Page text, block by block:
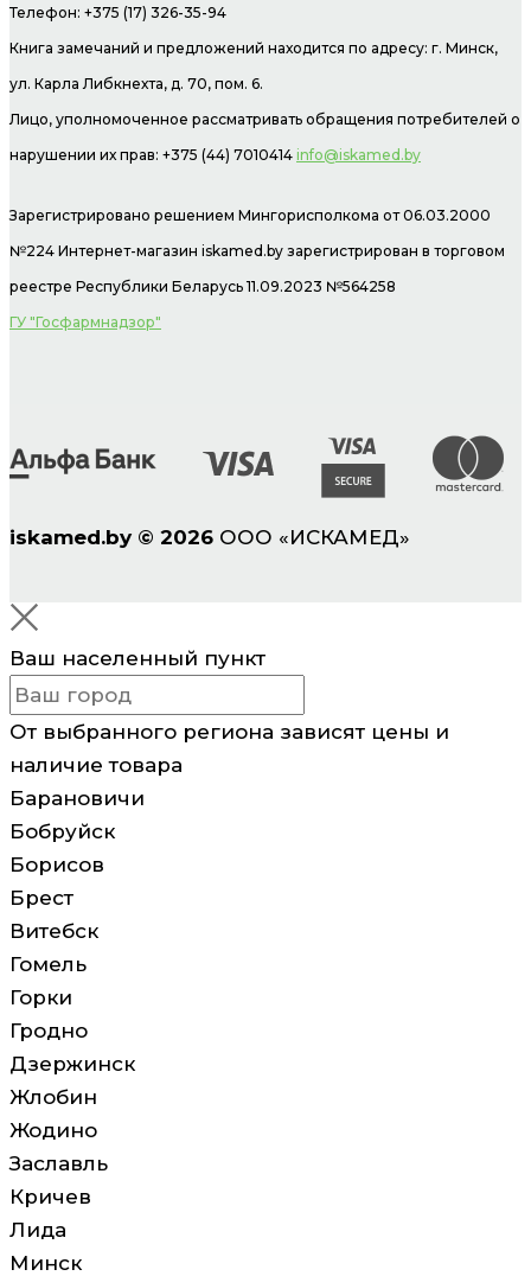
Телефон: +375 (17) 326-35-94
Книга замечаний и предложений находится по адресу: г. Минск,
ул. Карла Либкнехта, д. 70, пом. 6.
Лицо, уполномоченное рассматривать обращения потребителей о
нарушении их прав: +375 (44) 7010414 info@iskamed.by
Зарегистрировано решением Мингорисполкома от 06.03.2000
№224 Интернет-магазин iskamed.by зарегистрирован в торговом
реестре Республики Беларусь 11.09.2023 №564258
ГУ "Госфармнадзор"
iskamed.by © 2026 ООО «ИСКАМЕД»
Ваш населенный пункт
От выбранного региона зависят цены и
наличие товара
Барановичи
Бобруйск
Борисов
Брест
Витебск
Гомель
Горки
Гродно
Дзержинск
Жлобин
Жодино
Заславль
Кричев
Лида
Минск